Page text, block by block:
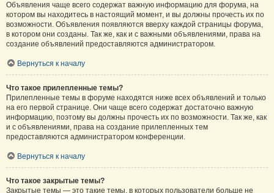
Объявления чаще всего содержат важную информацию для форума, на
котором вы находитесь в настоящий момент, и вы должны прочесть их по
возможности. Объявления появляются вверху каждой страницы форума,
в котором они созданы. Так же, как и с важными объявлениями, права на
создание объявлений предоставляются администратором.
Вернуться к началу
Что такое прилепленные темы?
Прилепленные темы в форуме находятся ниже всех объявлений и только
на его первой странице. Они чаще всего содержат достаточно важную
информацию, поэтому вы должны прочесть их по возможности. Так же, как
и с объявлениями, права на создание прилепленных тем
предоставляются администратором конференции.
Вернуться к началу
Что такое закрытые темы?
Закрытые темы — это такие темы, в которых пользователи больше не